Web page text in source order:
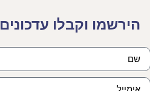
הירשמו וקבלו עדכונים